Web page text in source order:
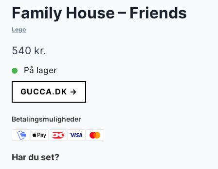
Family House – Friends
Lego
540 kr.
På lager
GUCCA.DK →
Betalingsmuligheder
Har du set?